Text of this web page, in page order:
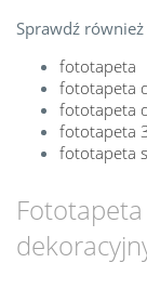
Sprawdź
fototapeta
fototapeta
fototapeta
fototapeta
fototapeta